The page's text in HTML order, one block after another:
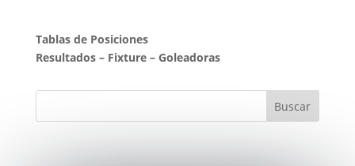
Tablas de Posiciones
Resultados– Fixture– Goleadoras